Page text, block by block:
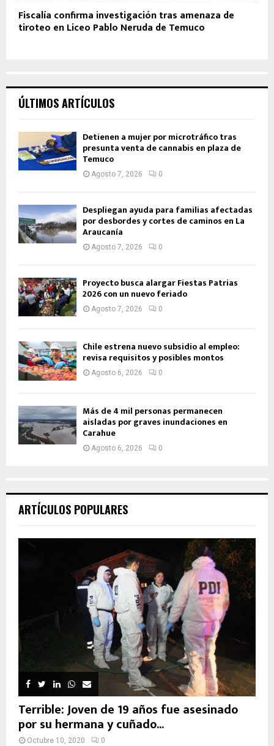
Fiscalía confirma investigación tras amenaza de
tiroteo en Liceo Pablo Neruda de Temuco
ÚLTIMOS ARTÍCULOS
Detienen a mujer por microtráfico tras
presunta venta de cannabis en plaza de
Temuco
Agosto 7, 2026 0
Despliegan ayuda para familias afectadas
por desbordes y cortes de caminos en La
Araucanía
Agosto 7, 2026 0
Proyecto busca alargar Fiestas Patrias
2026 con un nuevo feriado
Agosto 7, 2026 0
Chile estrena nuevo subsidio al empleo:
revisa requisitos y posibles montos
Agosto 6, 2026 0
Más de 4 mil personas permanecen
aisladas por graves inundaciones en
Carahue
Agosto 6, 2026 0
ARTÍCULOS POPULARES
Terrible: Joven de 19 años fue asesinado
por su hermana y cuñado...
Octubre 10, 2020 0